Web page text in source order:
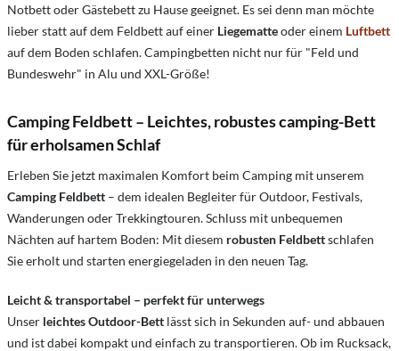
Notbett oder Gästebett zu Hause geeignet. Es sei denn man möchte
lieber statt auf dem Feldbett auf einer Liegematteoder einem Luftbett
auf dem Boden schlafen. Campingbetten nicht nur für "Feld und
Bundeswehr" in Alu und XXL-Größe!
Camping Feldbett – Leichtes, robustes camping-Bett
für erholsamen Schlaf
Erleben Sie jetzt maximalen Komfort beim Camping mit unserem
Camping Feldbett – dem idealen Begleiter für Outdoor, Festivals,
Wanderungen oder Trekkingtouren. Schluss mit unbequemen
Nächten auf hartem Boden: Mit diesem robusten Feldbettschlafen
Sie erholt und starten energiegeladen in den neuen Tag.
Leicht & transportabel – perfekt für unterwegs
Unser leichtes Outdoor-Bett lässt sich in Sekunden auf- und abbauen
und ist dabei kompakt und einfach zu transportieren. Ob im Rucksack,